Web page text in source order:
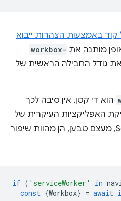
קוד באמצעות הצהרות ייבוא
מותנה את workbox-
גודל החבילה הראשית של
הוא די קטן, אין סיבה לכך
האפליקציות העיקרית של
האתר, בתור Service worker, מעצם טבען, הן מהוות שיפור
if ( 'serviceWorker' in
const {Workbox} = await